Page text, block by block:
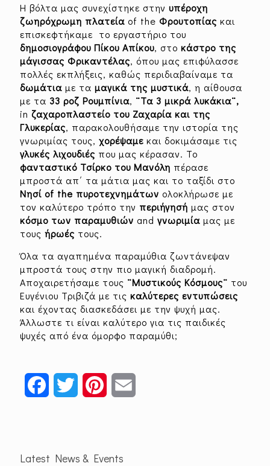
Η βόλτα μας συνεχίστηκε στην υπέροχη
ζωηρόχρωμη πλατεία of the Φρουτοπίας και
επισκεφτήκαμε το εργαστήριο του
δημοσιογράφου Πίκου Απίκου, στο κάστρο της
μάγισσας Φρικαντέλας, όπου μας επιφύλασσε
πολλές εκπλήξεις, καθώς περιδιαβαίναμε τα
δωμάτια με τα μαγικά της μυστικά, η αίθουσα
με τα 33 ροζ Ρουμπίνια, ¨Τα 3 μικρά λυκάκια¨,
in ζαχαροπλαστείο του Ζαχαρία και της
Γλυκερίας, παρακολουθήσαμε την ιστορία της
γνωριμίας τους, χορέψαμε και δοκιμάσαμε τις
γλυκές λιχουδιές που μας κέρασαν. Το
φανταστικό Τσίρκο του Μανόλη πέρασε
μπροστά απ΄ τα μάτια μας και το ταξίδι στο
Νησί of the πυροτεχνημάτων ολοκλήρωσε με
τον καλύτερο τρόπο την περιήγησή μας στον
κόσμο των παραμυθιών and γνωριμία μας με
τους ήρωές τους.
Όλα τα αγαπημένα παραμύθια ζωντάνεψαν
μπροστά τους στην πιο μαγική διαδρομή.
Αποχαιρετήσαμε τους ¨Μυστικούς Κόσμους¨ του
Ευγένιου Τριβιζά με τις καλύτερες εντυπώσεις
και έχοντας διασκεδάσει με την ψυχή μας.
Άλλωστε τι είναι καλύτερο για τις παιδικές
ψυχές από ένα όμορφο παραμύθι;
FacebookTwitter Pinterest
Latest News & Events